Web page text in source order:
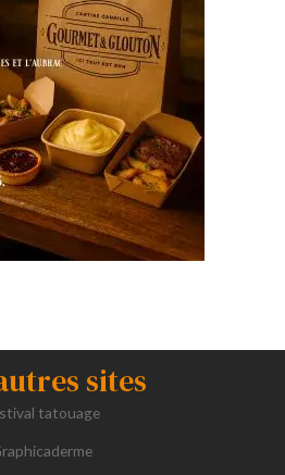
sites
tatouage